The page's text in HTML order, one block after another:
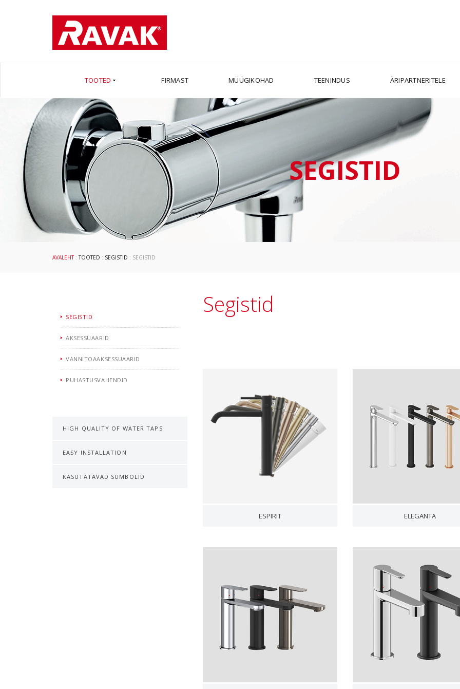
TOOTED FIRMAST MÜÜGIKOHAD TEENINDUS ÄRIPARTNERITELE
SEGISTID
AVALEHT:TOOTED : SEGISTID : SEGISTID
SEGISTID
AKSESSUAARID
VANNITOAAKSESSUAARID
PUHASTUSVAHENDID
HIGH QUALITY OF WATER TAPS
EASY INSTALLATION
KASUTATAVAD SÜMBOLID
Segistid
ESPIRIT ELEGANTA